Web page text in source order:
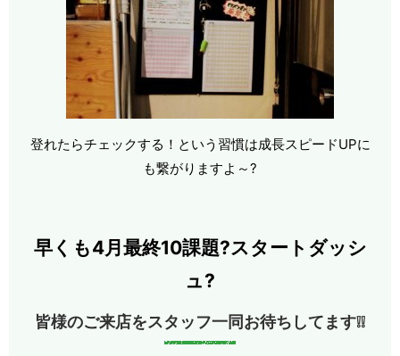
登れたらチェックする！という習慣は成長スピードUPに
も繋がりますよ～?
早くも4月最終10課題?スタートダッシ
ュ?
皆様のご来店をスタッフ一同お待ちしてます❕❕